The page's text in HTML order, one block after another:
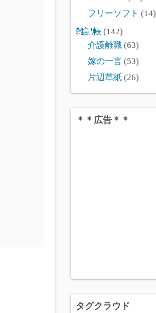
フリーソフト (14)
雑記帳 (142)
介護離職 (63)
嫁の一言 (53)
片辺草紙 (26)
＊＊広告＊＊
タグクラウド